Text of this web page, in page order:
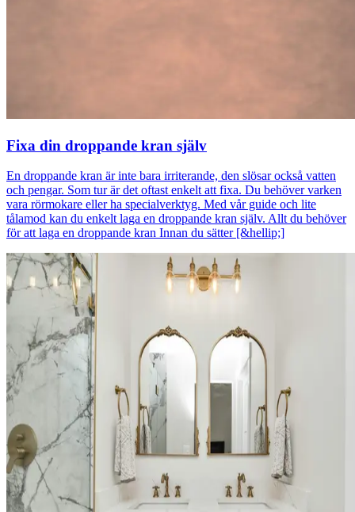
Fixa din droppande kran själv
En droppande kran är inte bara irriterande, den slösar också vatten
och pengar. Som tur är det oftast enkelt att fixa. Du behöver varken
vara rörmokare eller ha specialverktyg. Med vår guide och lite
tålamod kan du enkelt laga en droppande kran själv. Allt du behöver
för att laga en droppande kran Innan du sätter [&hellip;]